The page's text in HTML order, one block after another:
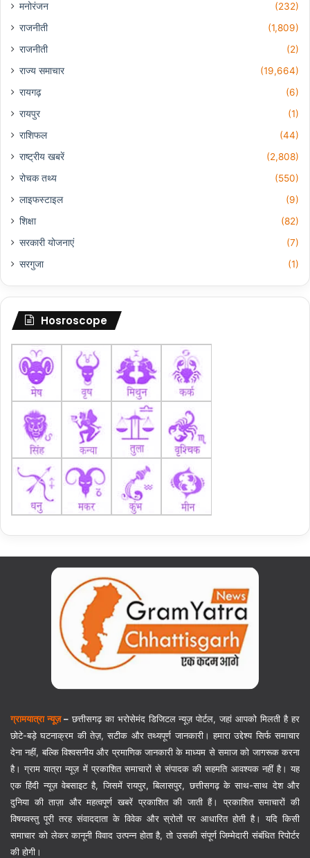
मनोरंजन
(232)
राजनीती
(1,809)
राजनीती
(2)
राज्य समाचार
(19,664)
रायगढ़
(6)
रायपुर
(1)
राशिफल
(44)
राष्ट्रीय खबरें
(2,808)
रोचक तथ्य
(550)
लाइफस्टाइल
(9)
शिक्षा
(82)
सरकारी योजनाएं
(7)
सरगुजा
(1)
Hosroscope
ग्रामयात्रा न्यूज़–छत्तीसगढ़ का भरोसेमंद डिजिटल न्यूज़ पोर्टल, जहां आपको मिलती है हर
छोटे-बड़े घटनाक्रम की तेज़, सटीक और तथ्यपूर्ण जानकारी। हमारा उद्देश्य सिर्फ समाचार
देना नहीं, बल्कि विश्वसनीय और प्रमाणिक जानकारी के माध्यम से समाज को जागरूक करना
है। ग्राम यात्रा न्यूज़ में प्रकाशित समाचारों से संपादक की सहमति आवश्यक नहीं है। यह
एक हिंदी न्यूज़ वेबसाइट है, जिसमें रायपुर, बिलासपुर, छत्तीसगढ़ के साथ-साथ देश और
दुनिया की ताज़ा और महत्वपूर्ण खबरें प्रकाशित की जाती हैं। प्रकाशित समाचारों की
विषयवस्तु पूरी तरह संवाददाता के विवेक और स्रोतों पर आधारित होती है। यदि किसी
समाचार को लेकर कानूनी विवाद उत्पन्न होता है, तो उसकी संपूर्ण जिम्मेदारी संबंधित रिपोर्टर
की होगी।